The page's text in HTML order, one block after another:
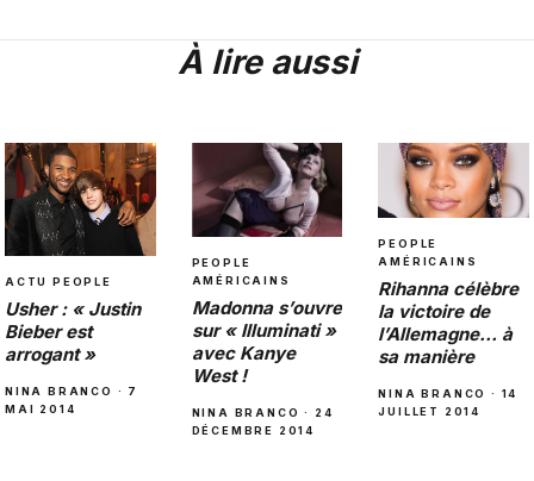
À lire aussi
ACTU PEOPLE
Usher : « Justin
Bieber est
arrogant »
NINA BRANCO · 7
MAI 2014
PEOPLE
AMÉRICAINS
Madonna s’ouvre
sur « Illuminati »
avec Kanye
West !
NINA BRANCO · 24
DÉCEMBRE 2014
PEOPLE
AMÉRICAINS
Rihanna célèbre
la victoire de
l’Allemagne… à
sa manière
NINA BRANCO · 14
JUILLET 2014